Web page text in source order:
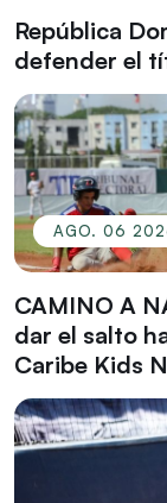
República
defender el
AGO. 06
CAMINO A
dar el salto
Caribe Kids